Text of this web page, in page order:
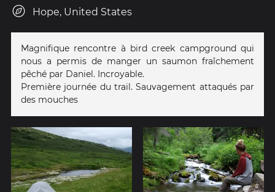
Hope, United States
Magnifique rencontre à bird creek campground qui
nous a permis de manger un saumon fraîchement
pêché par Daniel. Incroyable.
Première journée du trail. Sauvagement attaqués par
des mouches